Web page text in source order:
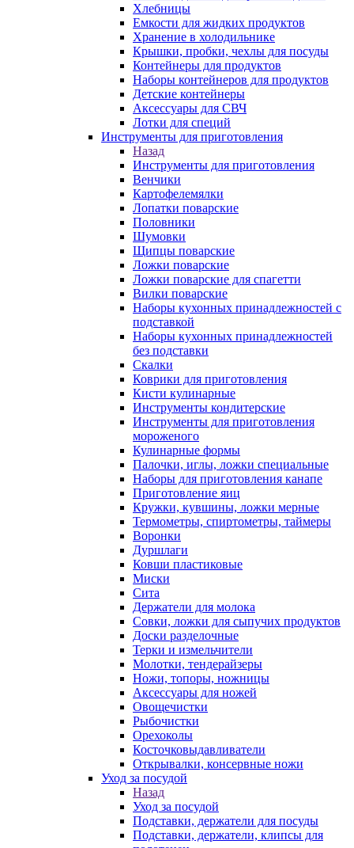
Хлебницы
Емкости для жидких продуктов
Хранение в холодильнике
Крышки, пробки, чехлы для посуды
Контейнеры для продуктов
Наборы контейнеров для продуктов
Детские контейнеры
Аксессуары для СВЧ
Лотки для специй
Инструменты для приготовления
Назад
Инструменты для приготовления
Венчики
Картофелемялки
Лопатки поварские
Половники
Шумовки
Щипцы поварские
Ложки поварские
Ложки поварские для спагетти
Вилки поварские
Наборы кухонных принадлежностей с
подставкой
Наборы кухонных принадлежностей
без подставки
Скалки
Коврики для приготовления
Кисти кулинарные
Инструменты кондитерские
Инструменты для приготовления
мороженого
Кулинарные формы
Палочки, иглы, ложки специальные
Наборы для приготовления канапе
Приготовление яиц
Кружки, кувшины, ложки мерные
Термометры, спиртометры, таймеры
Воронки
Дуршлаги
Ковши пластиковые
Миски
Сита
Держатели для молока
Совки, ложки для сыпучих продуктов
Доски разделочные
Терки и измельчители
Молотки, тендерайзеры
Ножи, топоры, ножницы
Аксессуары для ножей
Овощечистки
Рыбочистки
Орехоколы
Косточковыдавливатели
Открывалки, консервные ножи
Уход за посудой
Назад
Уход за посудой
Подставки, держатели для посуды
Подставки, держатели, клипсы для